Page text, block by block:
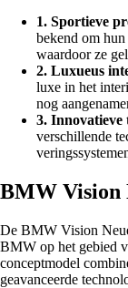
1. Sportieve
bekend om
waardoor ze
2. Luxueus
luxe in het
nog
3. Innovatieve
verschillende
BMW Vision
De BMW Vision
BMW op het gebied
conceptmodel
geavanceerde